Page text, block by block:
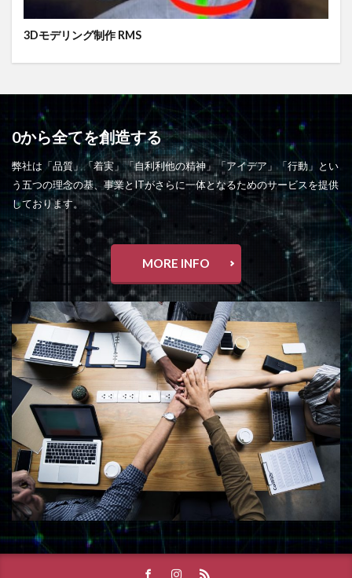
3Dモデリング制作 RMS
0から全てを創造する
弊社は「品質」「着実」「自利利他の精神」「アイデア」「行動」とい
う五つの理念の基、事業とITがさらに一体となるためのサービスを提供
しております。
MORE INFO